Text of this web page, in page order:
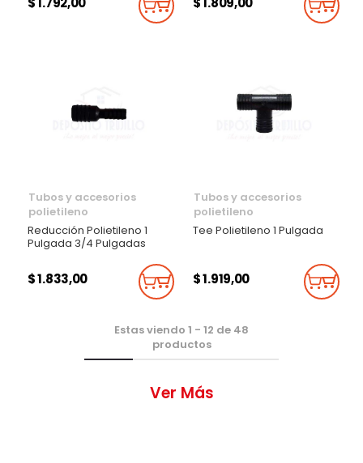
Añadir Al Carrito
Tubos y accesorios
polietileno
Reducción Polietileno 1
Pulgada 3/4 Pulgadas
$ 1.833,00 Añadir Al Carrito
Tubos y accesorios
polietileno
Tee Polietileno 1 Pulgada
$ 1.919,00
Estas viendo 1 - 12 de 48
productos
Ver Más